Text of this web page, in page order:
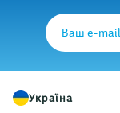
Ваш e-mail
Україна